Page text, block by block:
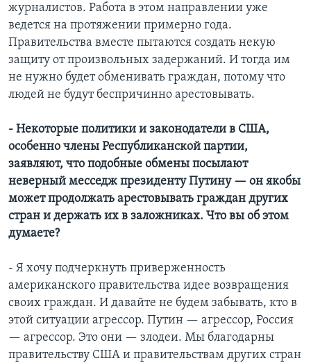
журналистов. Работа в этом направлении уже
ведется на протяжении примерно года.
Правительства вместе пытаются создать некую
защиту от произвольных задержаний. И тогда им
не нужно будет обменивать граждан, потому что
людей не будут беспричинно арестовывать.
- Некоторые политики и законодатели в США,
особенно члены Республиканской партии,
заявляют, что подобные обмены посылают
неверный месседж президенту Путину — он якобы
может продолжать арестовывать граждан других
стран и держать их в заложниках. Что вы об этом
думаете?
- Я хочу подчеркнуть приверженность
американского правительства идее возвращения
своих граждан. И давайте не будем забывать, кто в
этой ситуации агрессор. Путин — агрессор, Россия
— агрессор. Это они — злодеи. Мы благодарны
правительству США и правительствам других стран